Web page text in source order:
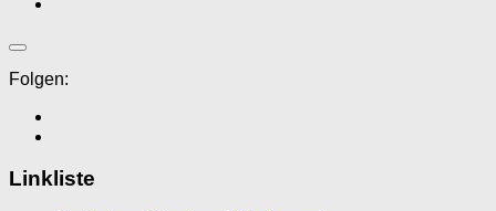
Folgen:
Linkliste